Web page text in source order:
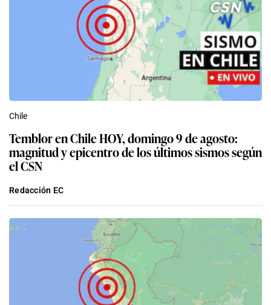
Chile
Temblor en Chile HOY, domingo 9 de agosto:
magnitud y epicentro de los últimos sismos según
el CSN
Redacción EC